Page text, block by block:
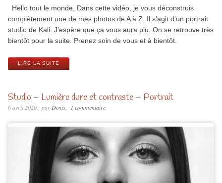
Hello tout le monde, Dans cette vidéo, je vous déconstruis
complètement une de mes photos de A à Z. Il s’agit d’un portrait
studio de Kali. J’espère que ça vous aura plu. On se retrouve très
bientôt pour la suite. Prenez soin de vous et à bientôt.
LIRE LA SUITE
Studio – Lumière dure et contraste – Portrait
6 avril 2020 par Denis 1 commentaire